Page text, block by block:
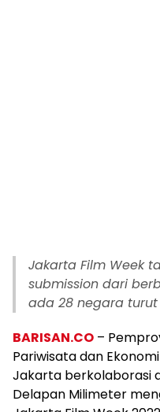
Jakarta Film Week
submission dari
ada 28 negara
BARISAN.CO –
Pariwisata dan
Jakarta berkolaborasi
Delapan Milimeter